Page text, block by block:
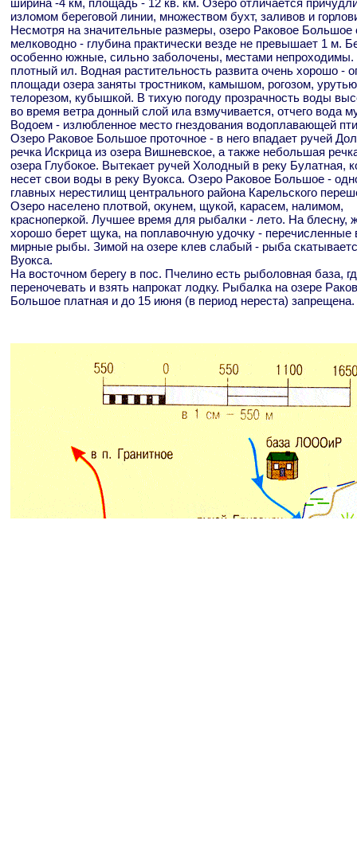
ширина -4 км, площадь - 12 кв. км. Озеро отличается
изломом береговой линии, множеством бухт, заливов и
Несмотря на значительные размеры, озеро Раковое Большое
мелководно - глубина практически везде не превышает 1 м.
особенно южные, сильно заболочены, местами непроходимы.
плотный ил. Водная растительность развита очень хорошо -
площади озера заняты тростником, камышом, рогозом,
телорезом, кубышкой. В тихую погоду прозрачность воды
во время ветра донный слой ила взмучивается, отчего вода
Водоем - излюбленное место гнездования водоплавающей
Озеро Раковое Большое проточное - в него впадает ручей
речка Искрица из озера Вишневское, а также небольшая
озера Глубокое. Вытекает ручей Холодный в реку Булатная,
несет свои воды в реку Вуокса. Озеро Раковое Большое -
главных нерестилищ центрального района Карельского
Озеро населено плотвой, окунем, щукой, карасем, налимом,
красноперкой. Лучшее время для рыбалки - лето. На блесну,
хорошо берет щука, на поплавочную удочку -
мирные рыбы. Зимой на озере клев слабый - рыба
Вуокса.
На восточном берегу в пос. Пчелино есть рыболовная база,
переночевать и взять напрокат лодку. Рыбалка на озере
Большое платная и до 15 июня (в период нереста) запрещена.